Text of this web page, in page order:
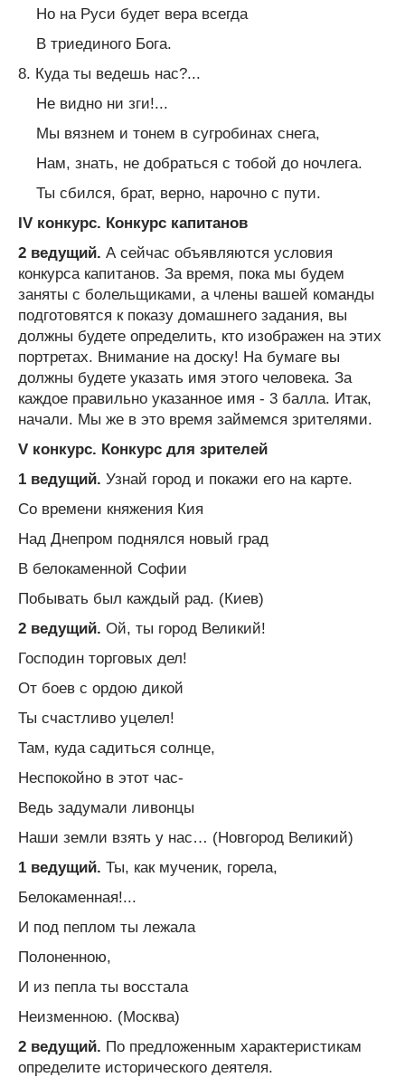
Но на Руси будет вера всегда
В триединого Бога.
8. Куда ты ведешь нас?...
Не видно ни зги!...
Мы вязнем и тонем в сугробинах снега,
Нам, знать, не добраться с тобой до ночлега.
Ты сбился, брат, верно, нарочно с пути.
IV конкурс. Конкурс капитанов
2 ведущий. А сейчас объявляются условия
конкурса капитанов. За время, пока мы будем
заняты с болельщиками, а члены вашей команды
подготовятся к показу домашнего задания, вы
должны будете определить, кто изображен на этих
портретах. Внимание на доску! На бумаге вы
должны будете указать имя этого человека. За
каждое правильно указанное имя - 3 балла. Итак,
начали. Мы же в это время займемся зрителями.
V конкурс. Конкурс для зрителей
1 ведущий. Узнай город и покажи его на карте.
Со времени княжения Кия
Над Днепром поднялся новый град
В белокаменной Софии
Побывать был каждый рад. (Киев)
2 ведущий. Ой, ты город Великий!
Господин торговых дел!
От боев с ордою дикой
Ты счастливо уцелел!
Там, куда садиться солнце,
Неспокойно в этот час-
Ведь задумали ливонцы
Наши земли взять у нас… (Новгород Великий)
1 ведущий. Ты, как мученик, горела,
Белокаменная!...
И под пеплом ты лежала
Полоненною,
И из пепла ты восстала
Неизменною. (Москва)
2 ведущий. По предложенным характеристикам
определите исторического деятеля.